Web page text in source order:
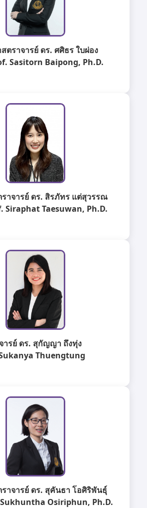
ตราจารย์ ดร. ศศิธร ใบผ่อง
Sasitorn Baipong, Ph.D.
าจารย์ ดร. สิรภัทร แต่สุวรรณ
Siraphat Taesuwan, Ph.D.
ารย์ ดร. สุกัญญา ถึงทุ่ง
Thuengtung
าจารย์ ดร. สุคันธา โอศิริพันธุ์
Osiriphun, Ph.D.